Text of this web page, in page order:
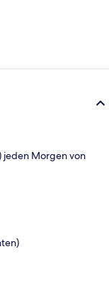
jeden Morgen von